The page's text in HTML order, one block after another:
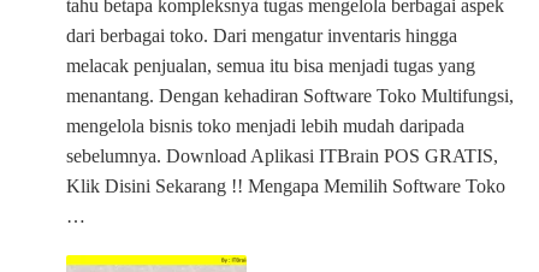
tahu betapa kompleksnya tugas mengelola berbagai aspek
dari berbagai toko. Dari mengatur inventaris hingga
melacak penjualan, semua itu bisa menjadi tugas yang
menantang. Dengan kehadiran Software Toko Multifungsi,
mengelola bisnis toko menjadi lebih mudah daripada
sebelumnya. Download Aplikasi ITBrain POS GRATIS,
Klik Disini Sekarang !! Mengapa Memilih Software Toko
…